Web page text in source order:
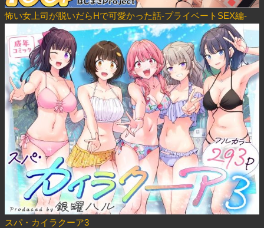
怖い女上司が脱いだらHで可愛かった話-プライベートSEX編-
スパ・カイラクーア3